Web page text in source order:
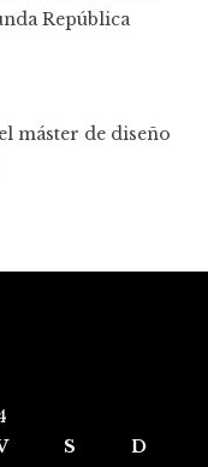
República
máster de diseño
S
D